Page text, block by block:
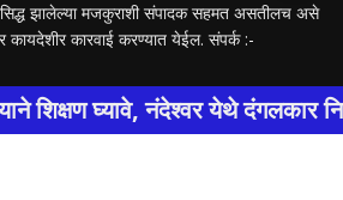
झालेल्या मजकुराशी संपादक सहमत असतीलच असे
कायदेशीर कारवाई करण्यात येईल. संपर्क :-
घ्यावे, नंदेश्वर येथे दंगलकार नितीन